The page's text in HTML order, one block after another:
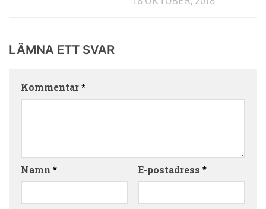
LÄMNA ETT SVAR
Kommentar*
Namn * E-postadress *